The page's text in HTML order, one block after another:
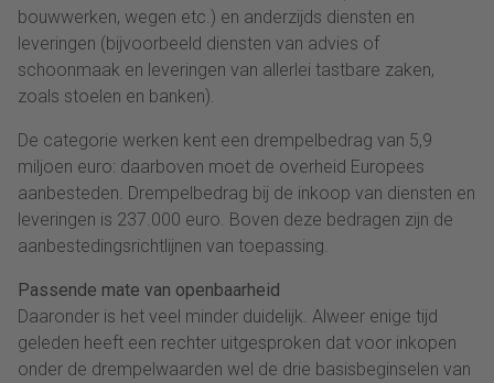
bouwwerken, wegen etc.) en anderzijds diensten en
leveringen (bijvoorbeeld diensten van advies of
schoonmaak en leveringen van allerlei tastbare zaken,
zoals stoelen en banken).
De categorie werken kent een drempelbedrag van 5,9
miljoen euro: daarboven moet de overheid Europees
aanbesteden. Drempelbedrag bij de inkoop van diensten en
leveringen is 237.000 euro. Boven deze bedragen zijn de
aanbestedingsrichtlijnen van toepassing.
Passende mate van openbaarheid
Daaronder is het veel minder duidelijk. Alweer enige tijd
geleden heeft een rechter uitgesproken dat voor inkopen
onder de drempelwaarden wel de drie basisbeginselen van